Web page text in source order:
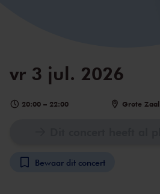
vr 3 jul. 2026
20:00 – 22:00 Grote Zaal
Bewaar dit concert